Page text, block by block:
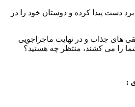
پیدا کرده و دوستان خود را در
و در نهایت ماجراجویی
کشند، منتظر چه هستید؟